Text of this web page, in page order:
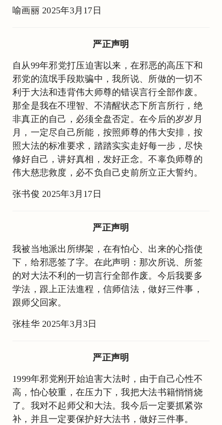
喻画丽 2025年3月17日
严正声明
自从99年邪党打压迫害以来，在邪恶的高压下和
邪党的流氓手段欺骗中，我所说、所做的一切不
利于大法和违背伟大师尊的错误言行全部作废。
那全是我在不理智、不清醒状态下所言所行，绝
非真正的自己，必须全盘否定。在今后的岁岁月
月，一定尽自己所能，按照师尊的伟大安排，按
照大法的标准要求，踏踏实实走好每一步，尽快
修好自己，讲好真相，发好正念。不辜负师尊的
伟大慈悲救度，必不负自己史前所立正大誓约。
张书俊 2025年3月17日
严正声明
我被当地派出所绑架，在有怕心、出来的心指使
下，给邪恶签了字。在此声明：那次所说、所签
的对大法不利的一切言行全部作废。今后我要多
学法，跟上正法進程，信师信法，做好三件事，
跟师父回家。
张桂华 2025年3月3日
严正声明
1999年邪党刚开始迫害大法时，由于自己心性不
高，怕心较重，在压力下，我把大法书籍悄悄烧
了。我对不起师父和大法。我今后一定要抓紧弥
补，并且一定要保护好大法书，做好三件事。